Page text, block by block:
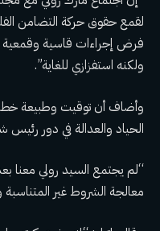
فرض إجراءات قاسية
ولكنه استفزازي للغاية”.
وأضاف أن توقيت وطبيعة
الحياد والعدالة في دور
“لم يجتمع السيد رولي معنا
معالجة الشروط غير المتناسبة